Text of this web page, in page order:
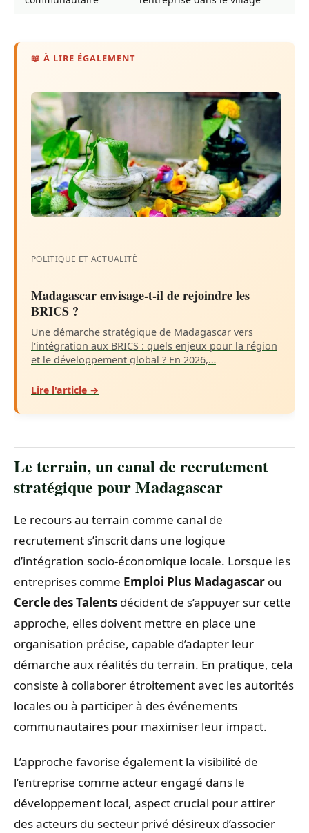
📖 À LIRE ÉGALEMENT
POLITIQUE ET ACTUALITÉ
Madagascar envisage-t-il de rejoindre les
BRICS ?
Une démarche stratégique de Madagascar vers
l'intégration aux BRICS : quels enjeux pour la région
et le développement global ? En 2026,…
Lire l'article →
Le terrain, un canal de recrutement
stratégique pour Madagascar
Le recours au terrain comme canal de
recrutement s’inscrit dans une logique
d’intégration socio-économique locale. Lorsque les
entreprises comme Emploi Plus Madagascar ou
Cercle des Talents décident de s’appuyer sur cette
approche, elles doivent mettre en place une
organisation précise, capable d’adapter leur
démarche aux réalités du terrain. En pratique, cela
consiste à collaborer étroitement avec les autorités
locales ou à participer à des événements
communautaires pour maximiser leur impact.
L’approche favorise également la visibilité de
l’entreprise comme acteur engagé dans le
développement local, aspect crucial pour attirer
des acteurs du secteur privé désireux d’associer